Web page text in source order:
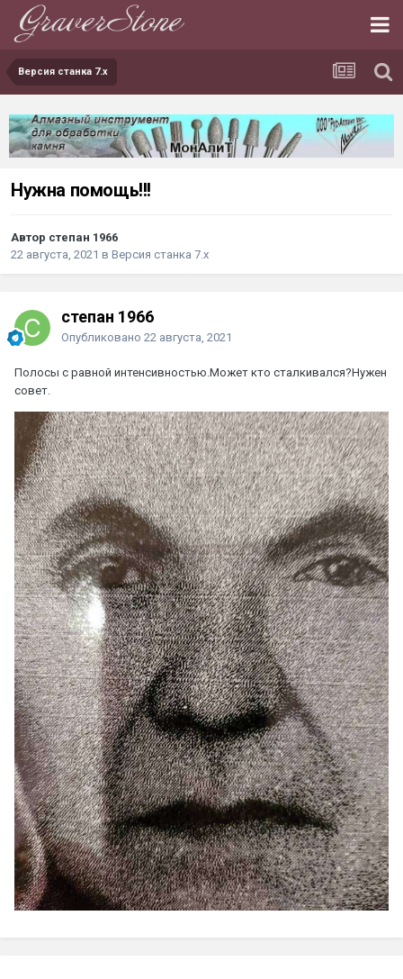
Версия станка 7.х
Нужна помощь!!!
Автор степан 1966
22 августа, 2021 в Версия станка 7.х
степан 1966
Опубликовано 22 августа, 2021
Полосы с равной интенсивностью.Может кто сталкивался?Нужен
совет.